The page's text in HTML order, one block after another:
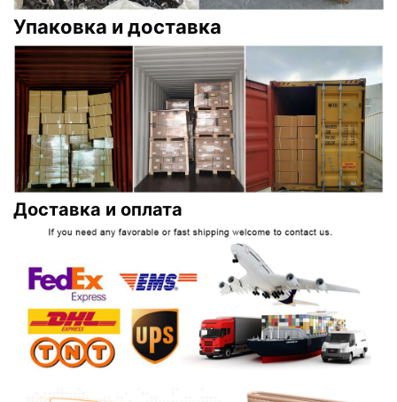
Упаковка и доставка
Доставка и оплата